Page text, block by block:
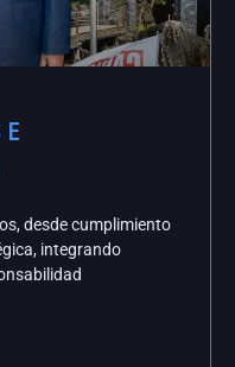
desde cumplimiento
integrando